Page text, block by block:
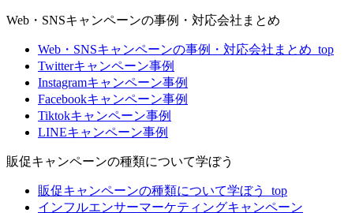
Web・SNSキャンペーンの事例・対応会社まとめ
Web・SNSキャンペーンの事例・対応会社まとめ_top
Twitterキャンペーン事例
Instagramキャンペーン事例
Facebookキャンペーン事例
Tiktokキャンペーン事例
LINEキャンペーン事例
販促キャンペーンの種類について学ぼう
販促キャンペーンの種類について学ぼう_top
インフルエンサーマーケティングキャンペーン